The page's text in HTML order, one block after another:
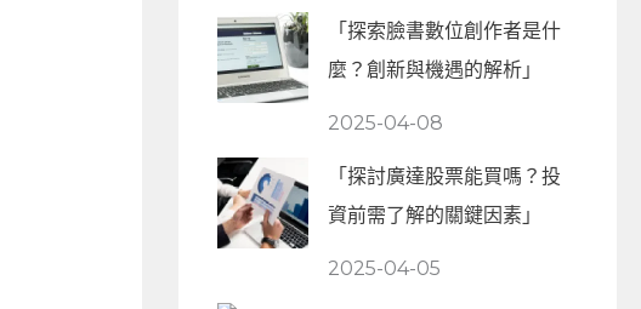
「探索臉書數位創作者是什
麼？創新與機遇的解析」
2025-04-08
「探討廣達股票能買嗎？投
資前需了解的關鍵因素」
2025-04-05